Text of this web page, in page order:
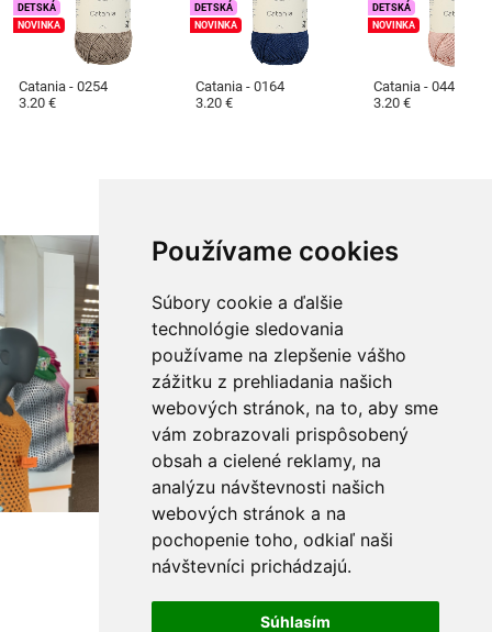
Používame cookies
Súbory cookie a ďalšie
technológie sledovania
používame na zlepšenie vášho
zážitku z prehliadania našich
webových stránok, na to, aby sme
vám zobrazovali prispôsobený
obsah a cielené reklamy, na
analýzu návštevnosti našich
webových stránok a na
pochopenie toho, odkiaľ naši
návštevníci prichádzajú.
Súhlasím
Catania - 0254
DETSKÁ
NOVINKA
3.20 €
Catania - 0164
DETSKÁ
NOVINKA
3.20 €
Catania - 0443
DETSKÁ
NOVINKA
3.20 €